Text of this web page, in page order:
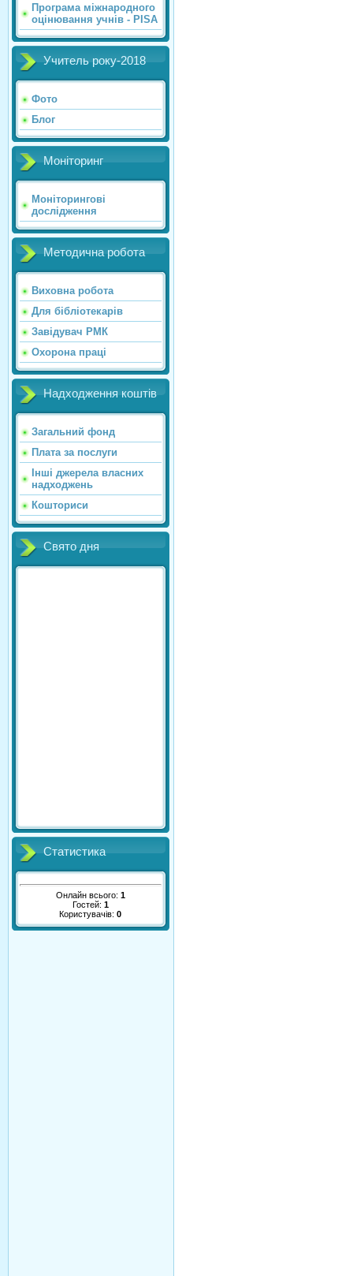
Програма міжнародного
оцінювання учнів - PISA
Учитель року-2018
Фото
Блог
Моніторинг
Моніторингові
дослідження
Методична робота
Виховна робота
Для бібліотекарів
Завідувач РМК
Охорона праці
Надходження коштів
Загальний фонд
Плата за послуги
Інші джерела власних
надходжень
Кошториси
Свято дня
Статистика
Онлайн всього: 1
Гостей: 1
Користувачів:0